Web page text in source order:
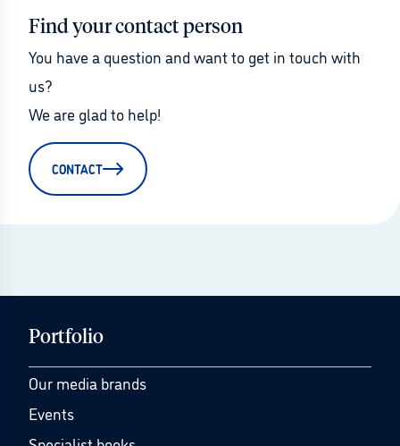
Find your contact person
You have a question and want to get in touch with
us?
We are glad to help!
CONTACT
Portfolio
Our media brands
Events